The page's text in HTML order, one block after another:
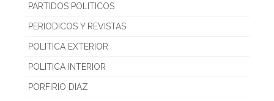
PARTIDOS POLITICOS
PERIODICOS Y REVISTAS
POLITICA EXTERIOR
POLITICA INTERIOR
PORFIRIO DIAZ